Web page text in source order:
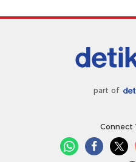
part of
Connect